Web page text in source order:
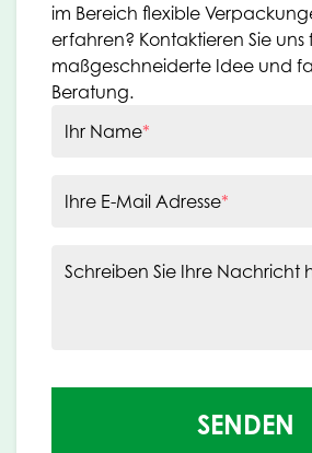
im Bereich flexible
erfahren? Kontaktieren Sie uns
maßgeschneiderte Idee und
Beratung.
Ihr Name*
Ihre E-Mail Adresse*
Schreiben Sie Ihre Nachricht
SENDEN